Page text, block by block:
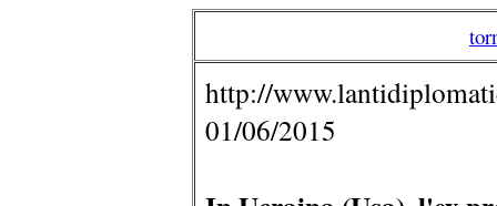
http://
01/06/2015